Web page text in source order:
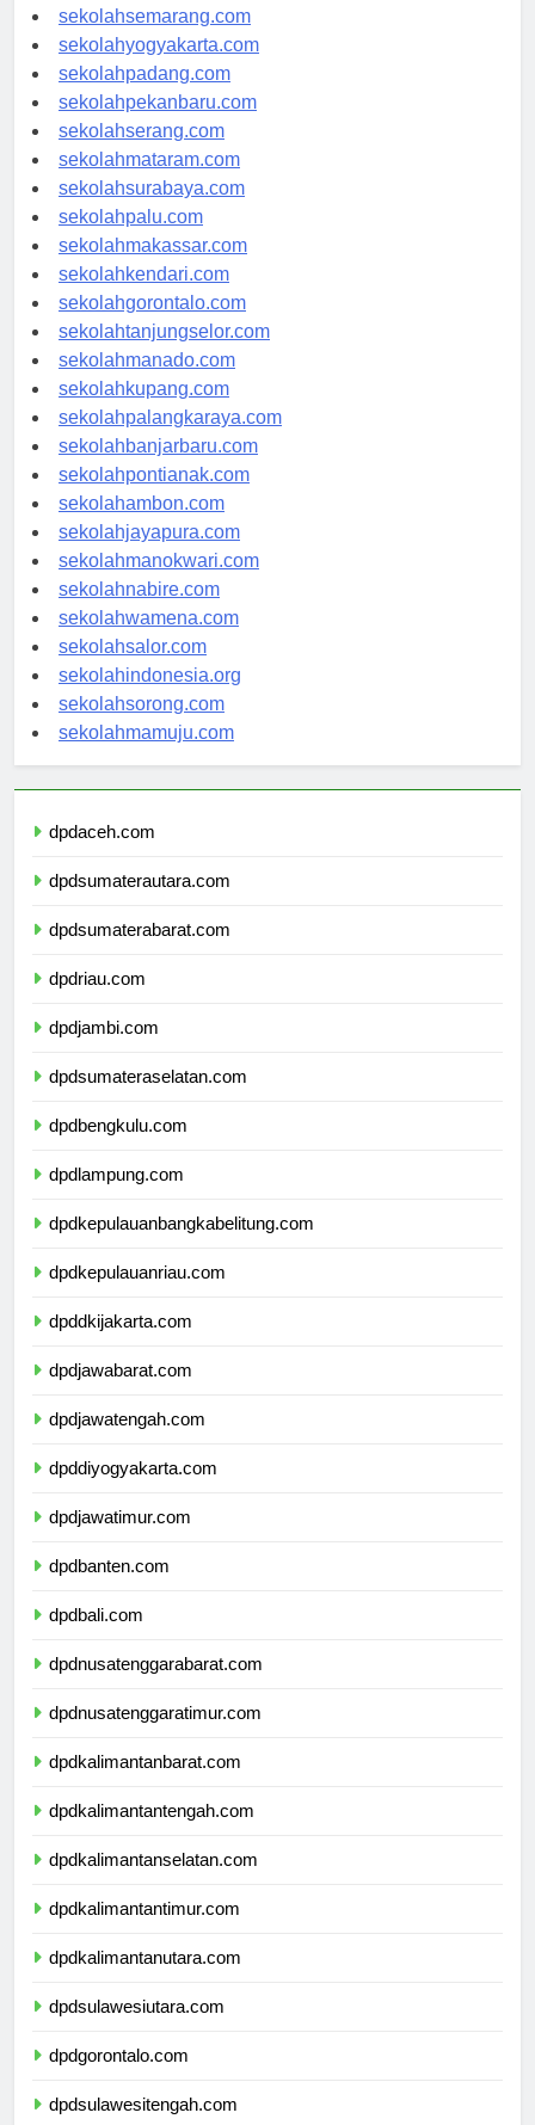
sekolahsemarang.com
sekolahyogyakarta.com
sekolahpadang.com
sekolahpekanbaru.com
sekolahserang.com
sekolahmataram.com
sekolahsurabaya.com
sekolahpalu.com
sekolahmakassar.com
sekolahkendari.com
sekolahgorontalo.com
sekolahtanjungselor.com
sekolahmanado.com
sekolahkupang.com
sekolahpalangkaraya.com
sekolahbanjarbaru.com
sekolahpontianak.com
sekolahambon.com
sekolahjayapura.com
sekolahmanokwari.com
sekolahnabire.com
sekolahwamena.com
sekolahsalor.com
sekolahindonesia.org
sekolahsorong.com
sekolahmamuju.com
dpdaceh.com
dpdsumaterautara.com
dpdsumaterabarat.com
dpdriau.com
dpdjambi.com
dpdsumateraselatan.com
dpdbengkulu.com
dpdlampung.com
dpdkepulauanbangkabelitung.com
dpdkepulauanriau.com
dpddkijakarta.com
dpdjawabarat.com
dpdjawatengah.com
dpddiyogyakarta.com
dpdjawatimur.com
dpdbanten.com
dpdbali.com
dpdnusatenggarabarat.com
dpdnusatenggaratimur.com
dpdkalimantanbarat.com
dpdkalimantantengah.com
dpdkalimantanselatan.com
dpdkalimantantimur.com
dpdkalimantanutara.com
dpdsulawesiutara.com
dpdgorontalo.com
dpdsulawesitengah.com